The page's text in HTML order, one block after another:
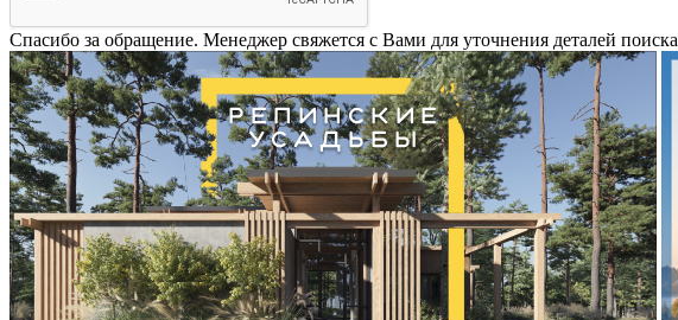
Спасибо за обращение. Менеджер свяжется с Вами для уточнения деталей поиска